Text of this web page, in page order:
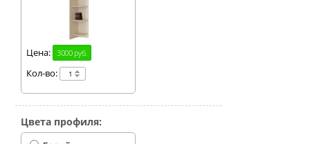
Цена: 3000 руб.
Кол-во:
Цвета профиля: